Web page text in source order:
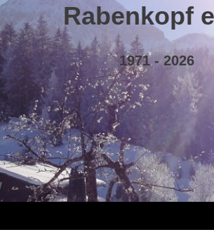
Rabenkopf
1971 - 2026